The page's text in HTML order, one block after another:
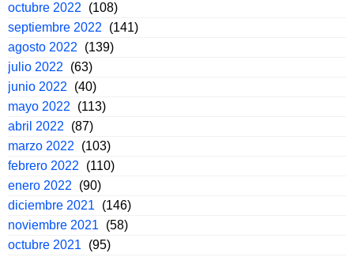
octubre 2022
(108)
septiembre 2022
(141)
agosto 2022
(139)
julio 2022
(63)
junio 2022
(40)
mayo 2022
(113)
abril 2022
(87)
marzo 2022
(103)
febrero 2022
(110)
enero 2022
(90)
diciembre 2021
(146)
noviembre 2021
(58)
octubre 2021
(95)